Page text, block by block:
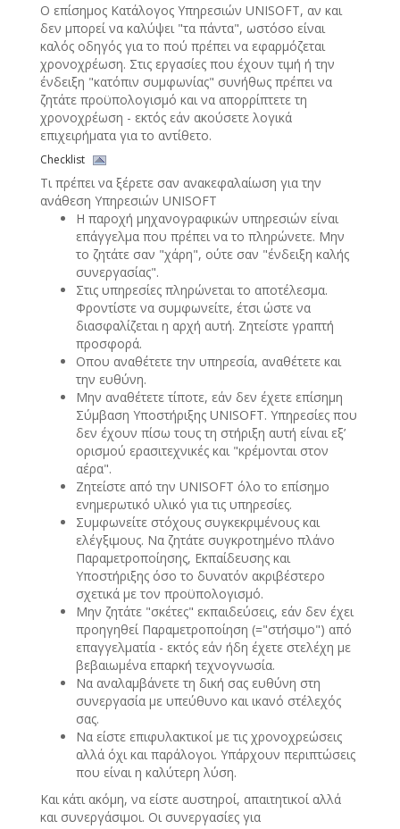
Ο επίσημος Κατάλογος Υπηρεσιών UNISOFT, αν και
δεν μπορεί να καλύψει "τα πάντα", ωστόσο είναι
καλός οδηγός για το πού πρέπει να εφαρμόζεται
χρονοχρέωση. Στις εργασίες που έχουν τιμή ή την
ένδειξη "κατόπιν συμφωνίας" συνήθως πρέπει να
ζητάτε προϋπολογισμό και να απορρίπτετε τη
χρονοχρέωση - εκτός εάν ακούσετε λογικά
επιχειρήματα για το αντίθετο.
Checklist
Τι πρέπει να ξέρετε σαν ανακεφαλαίωση για την
ανάθεση Υπηρεσιών UNISOFT
Η παροχή μηχανογραφικών υπηρεσιών είναι
επάγγελμα που πρέπει να το πληρώνετε. Μην
το ζητάτε σαν "χάρη", ούτε σαν "ένδειξη καλής
συνεργασίας".
Στις υπηρεσίες πληρώνεται το αποτέλεσμα.
Φροντίστε να συμφωνείτε, έτσι ώστε να
διασφαλίζεται η αρχή αυτή. Ζητείστε γραπτή
προσφορά.
Οπου αναθέτετε την υπηρεσία, αναθέτετε και
την ευθύνη.
Μην αναθέτετε τίποτε, εάν δεν έχετε επίσημη
Σύμβαση Υποστήριξης UNISOFT. Υπηρεσίες που
δεν έχουν πίσω τους τη στήριξη αυτή είναι εξ’
ορισμού ερασιτεχνικές και "κρέμονται στον
αέρα".
Ζητείστε από την UNISOFT όλο το επίσημο
ενημερωτικό υλικό για τις υπηρεσίες.
Συμφωνείτε στόχους συγκεκριμένους και
ελέγξιμους. Να ζητάτε συγκροτημένο πλάνο
Παραμετροποίησης, Εκπαίδευσης και
Υποστήριξης όσο το δυνατόν ακριβέστερο
σχετικά με τον προϋπολογισμό.
Μην ζητάτε "σκέτες" εκπαιδεύσεις, εάν δεν έχει
προηγηθεί Παραμετροποίηση (="στήσιμο") από
επαγγελματία - εκτός εάν ήδη έχετε στελέχη με
βεβαιωμένα επαρκή τεχνογνωσία.
Να αναλαμβάνετε τη δική σας ευθύνη στη
συνεργασία με υπεύθυνο και ικανό στέλεχός
σας.
Να είστε επιφυλακτικοί με τις χρονοχρεώσεις
αλλά όχι και παράλογοι. Υπάρχουν περιπτώσεις
που είναι η καλύτερη λύση.
Και κάτι ακόμη, να είστε αυστηροί, απαιτητικοί αλλά
και συνεργάσιμοι. Οι συνεργασίες για